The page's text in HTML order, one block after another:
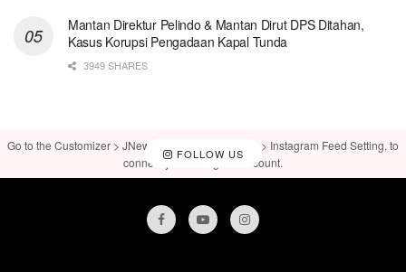
Mantan Direktur Pelindo & Mantan Dirut DPS Ditahan,
Kasus Korupsi Pengadaan Kapal Tunda
3949 SHARES
FOLLOW US
Go to the Customizer > JNews : Social, Like & View > Instagram Feed Setting, to
connect your Instagram account.